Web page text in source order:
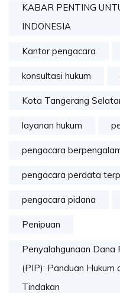
KABAR PENTING
INDONESIA
Kantor pengacara
konsultasi hukum
Kota Tangerang
layanan hukum
pengacara
pengacara perdata
pengacara pidana
Penipuan
Penyalahgunaan
(PIP): Panduan Hukum
Tindakan